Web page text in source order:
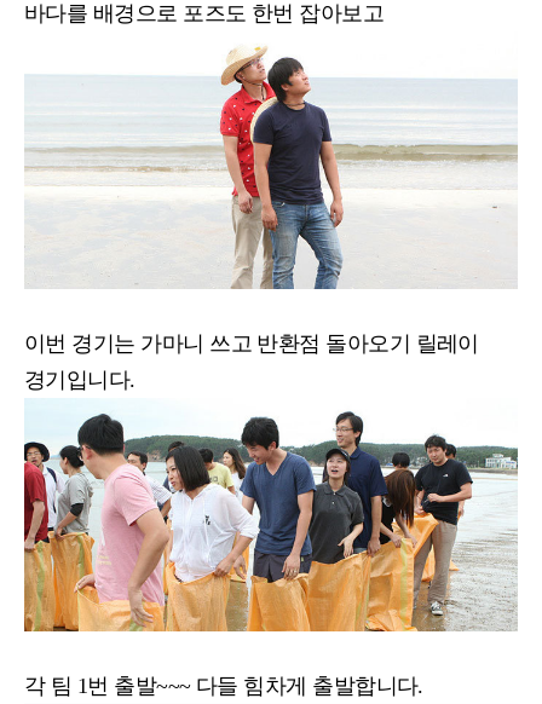
바다를 배경으로 포즈도 한번 잡아보고
이번 경기는 가마니 쓰고 반환점 돌아오기 릴레이
경기입니다.
각 팀 1번 출발~~~ 다들 힘차게 출발합니다.